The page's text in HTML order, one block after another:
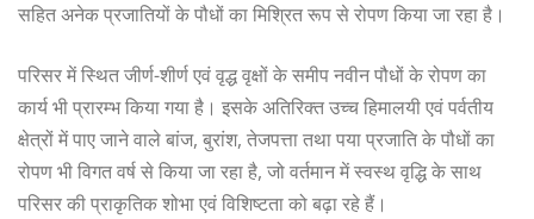
सहित अनेक प्रजातियों के पौधों का मिश्रित रूप से रोपण किया जा रहा है।
परिसर में स्थित जीर्ण-शीर्ण एवं वृद्ध वृक्षों के समीप नवीन पौधों के रोपण का
कार्य भी प्रारम्भ किया गया है। इसके अतिरिक्त उच्च हिमालयी एवं पर्वतीय
क्षेत्रों में पाए जाने वाले बांज, बुरांश, तेजपत्ता तथा पया प्रजाति के पौधों का
रोपण भी विगत वर्ष से किया जा रहा है, जो वर्तमान में स्वस्थ वृद्धि के साथ
परिसर की प्राकृतिक शोभा एवं विशिष्टता को बढ़ा रहे हैं।